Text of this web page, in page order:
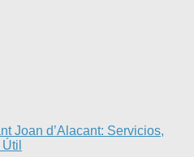
Joan d’Alacant: Servicios,